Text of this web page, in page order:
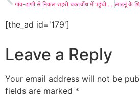
गांव-ढाणी से निकल शहरी चकाचौंध में पहुंची कबड्डी- गोरा 69वीं राज्य स्तरीय कबड्डी में डीडवाना का दबदबा कायम
[the_ad id='179']
Leave a Reply
Your email address will not be
fields are marked *